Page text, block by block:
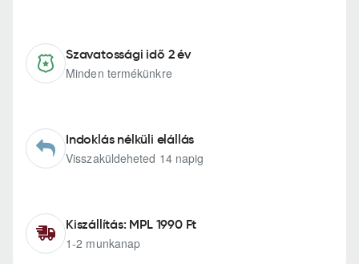
Szavatossági idő 2 év
Minden termékünkre
Indoklás nélküli elállás
Visszaküldeheted 14 napig
Kiszállítás: MPL 1990 Ft
1-2 munkanap